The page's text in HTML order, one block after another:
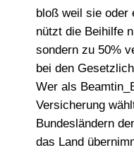
bloß weil sie oder
nützt die Beihilfe
sondern zu 50%
bei den
Wer als
Versicherung
Bundesländern
das Land